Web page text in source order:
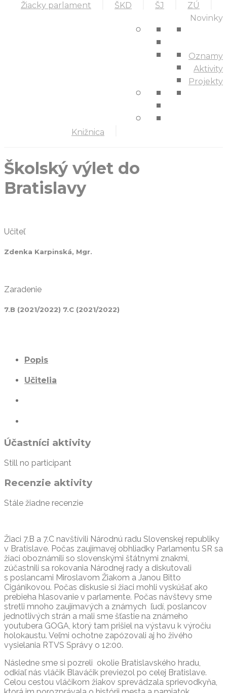
Žiacky parlament ŠKD ŠJ ZÚ
Knižnica
Novinky
Oznamy
Aktivity
Projekty
Školský výlet do
Bratislavy
Učiteľ
Zdenka Karpinská, Mgr.
Zaradenie
7.B (2021/2022) 7.C (2021/2022)
Popis
Učitelia
Účastníci aktivity
Still no participant
Recenzie aktivity
Stále žiadne recenzie
Žiaci 7.B a 7.C navštívili Národnú radu Slovenskej republiky
v Bratislave. Počas zaujímavej obhliadky Parlamentu SR sa
žiaci oboznámili so slovenskými štátnymi znakmi,
zúčastnili sa rokovania Národnej rady a diskutovali
s poslancami Miroslavom Žiakom a Janou Bitto
Cigánikovou. Počas diskusie si žiaci mohli vyskúšať ako
prebieha hlasovanie v parlamente. Počas návštevy sme
stretli mnoho zaujímavých a známych ľudí, poslancov
jednotlivých strán a mali sme šťastie na známeho
youtubera GOGA, ktorý tam prišiel na výstavu k výročiu
holokaustu. Veľmi ochotne zapózovali aj ho živého
vysielania RTVS Správy o 12:00.
Následne sme si pozreli okolie Bratislavského hradu,
odkiaľ nás vláčik Blaváčik previezol po celej Bratislave.
Celou cestou vláčikom žiakov sprevádzala sprievodkyňa,